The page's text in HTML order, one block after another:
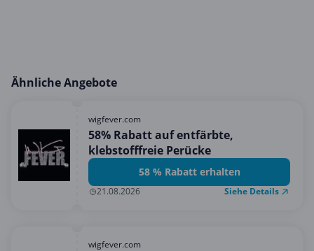
Ähnliche Angebote
wigfever.com
58% Rabatt auf entfärbte,
klebstofffreie Perücke
58 % Rabatt erhalten
21.08.2026 Siehe Details
wigfever.com